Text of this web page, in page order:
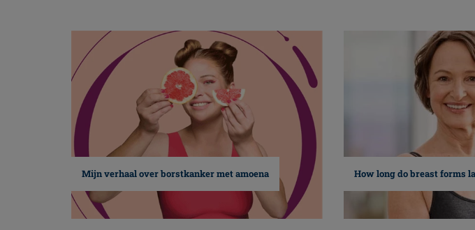
Mijn verhaal over borstkanker met amoena How long do breast forms